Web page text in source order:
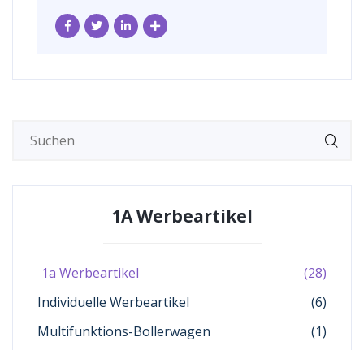
1A Werbeartikel
1a Werbeartikel
(28)
Individuelle Werbeartikel
(6)
Multifunktions-Bollerwagen
(1)